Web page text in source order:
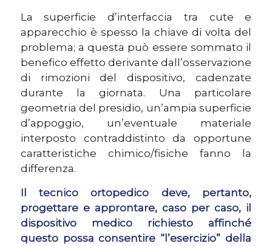
La superficie d’interfaccia tra cute e
apparecchio è spesso la chiave di volta del
problema; a questa può essere sommato il
benefico effetto derivante dall’osservazione
di rimozioni del dispositivo, cadenzate
durante la giornata. Una particolare
geometria del presidio, un’ampia superficie
d’appoggio, un’eventuale materiale
interposto contraddistinto da opportune
caratteristiche chimico/fisiche fanno la
differenza.
Il tecnico ortopedico deve, pertanto,
progettare e approntare, caso per caso, il
dispositivo medico richiesto affinché
questo possa consentire “l’esercizio” della